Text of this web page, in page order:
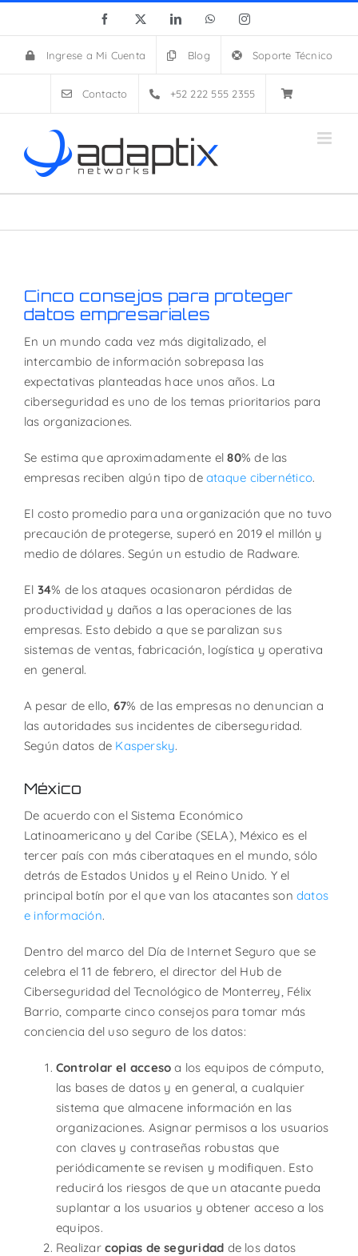
content
Facebook
X LinkedInWhatsAppInstagram
Ingrese a Mi Cuenta Blog Soporte Técnico
Contacto +52 222 555 2355
Cinco consejos para proteger
datos empresariales
En un mundo cada vez más digitalizado, el
intercambio de información sobrepasa las
expectativas planteadas hace unos años. La
ciberseguridad es uno de los temas prioritarios para
las organizaciones.
Se estima que aproximadamente el80% de las
empresas reciben algún tipo de ataque cibernético.
El costo promedio para una organización que no tuvo
precaución de protegerse, superó en 2019 el millón y
medio de dólares. Según un estudio de Radware.
El 34% de los ataques ocasionaron pérdidas de
productividad y daños a las operaciones de las
empresas. Esto debido a que se paralizan sus
sistemas de ventas, fabricación, logística y operativa
en general.
A pesar de ello, 67% de las empresas no denuncian a
las autoridades sus incidentes de ciberseguridad.
Según datos de Kaspersky.
México
De acuerdo con el Sistema Económico
Latinoamericano y del Caribe (SELA), México es el
tercer país con más ciberataques en el mundo, sólo
detrás de Estados Unidos y el Reino Unido. Y el
principal botín por el que van los atacantes sondatos
e información.
Dentro del marco del Día de Internet Seguro que se
celebra el 11 de febrero, el director del Hub de
Ciberseguridad del Tecnológico de Monterrey, Félix
Barrio, comparte cinco consejos para tomar más
conciencia del uso seguro de los datos:
Controlar el acceso a los equipos de cómputo,
las bases de datos y en general, a cualquier
sistema que almacene información en las
organizaciones. Asignar permisos a los usuarios
con claves y contraseñas robustas que
periódicamente se revisen y modifiquen. Esto
reducirá los riesgos de que un atacante pueda
suplantar a los usuarios y obtener acceso a los
equipos.
Realizarcopias de seguridad de los datos